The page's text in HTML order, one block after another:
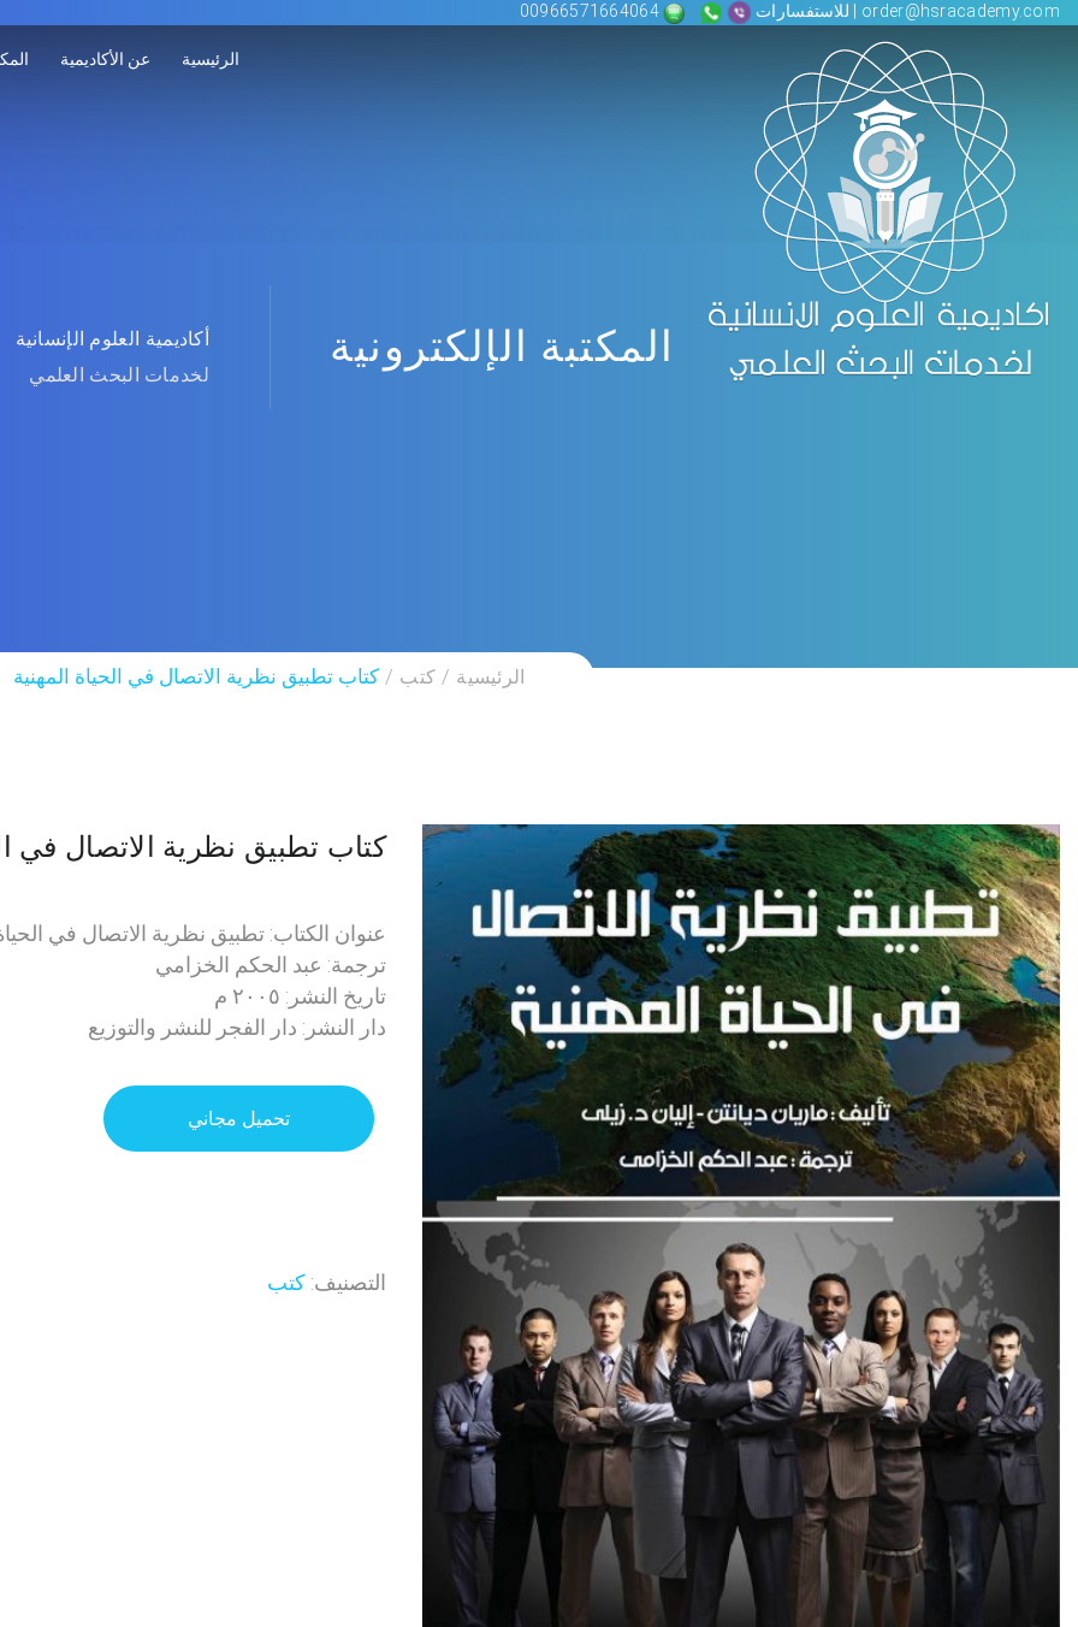
order@hsracademy.com | للاستفسارات 00966571664064
الرئيسية عن الأكاديمية
المكتبة الإلكترونية
أكاديمية العلوم الإنسانية
لخدمات البحث العلمي
الرئيسية كتب كتاب تطبيق نظرية الاتصال في الحياة المهنية
كتاب تطبيق نظرية الاتصال في
عنوان الكتاب: تطبيق نظرية الاتصال في
ترجمة: عبد الحكم الخزامي
تاريخ النشر: ٢٠٠٥ م
دار النشر: دار الفجر للنشر والتوزيع
تحميل مجاني
التصنيف: كتب